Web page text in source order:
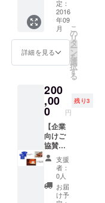
内で開
催しま
す。ス
タッフ
者が集
うアフ
ティー
にご招
待いた
しま
す。
等、音
楽好き
な大人
を募集
す。本
格的コ
ルのス
テージ
で演奏
を披露
して一
生の思
い出を
創って
みませ
か？
また、
名）】
開演前
にご案
内いた
しま
す。ス
イベン
トの裏
側を見
学する
ツアー
です。
【座席
指定（2
席）】
１階席
Ａ～Ｉ
列（９
支援者
様のご
氏名
（又は
ニック
ネー
す。※サ
イズはS
～Ｌか
らお選
び下さ
い。
【バッ
クス
テージ
ツアー
（3
名）】
ては、
実行委
員より
ご連絡
させて
いただ
きます
のでお
みの際
にご担
当者様
のご連
絡先を
明記下
さいま
すよう
お願い
いたし
ます。
定：
2016
年09
月
詳細を見る
こ
の
リ
タ
ー
ン
を
選
択
す
る
200
,00
0 円
残り3
【企業
向けご
協賛特
典内容
につい
て】 詳
細につ
きまし
支援
者：
0人
お届
け予